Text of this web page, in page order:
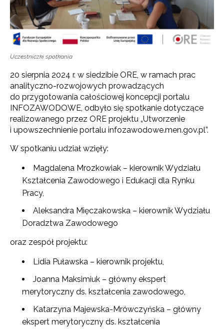
Uczestniczki spotkania
20 sierpnia 2024 r. w siedzibie ORE, w ramach prac
analityczno-rozwojowych prowadzących
do przygotowania całościowej koncepcji portalu
INFOZAWODOWE, odbyło się spotkanie dotyczące
realizowanego przez ORE projektu „Utworzenie
i upowszechnienie portalu infozawodowe.men.gov.pl”.
W spotkaniu udział wzięły:
Magdalena Mrozkowiak – kierownik Wydziału
Kształcenia Zawodowego i Edukacji dla Rynku
Pracy,
Aleksandra Mięczakowska – kierownik Wydziału
Doradztwa Zawodowego
oraz zespół projektu:
Lidia Puławska – kierownik projektu,
Joanna Maksimiuk – główny ekspert
merytoryczny ds. kształcenia zawodowego,
Katarzyna Majewska-Mrówczyńska – główny
ekspert merytoryczny ds. kształcenia